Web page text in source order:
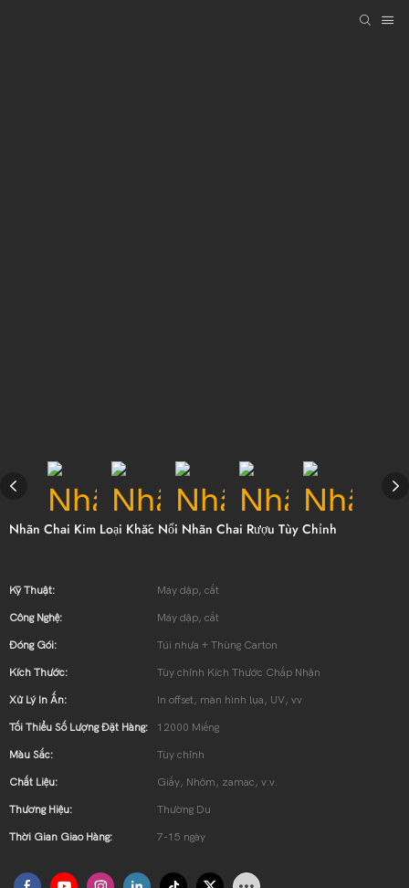
Nhãn Chai Kim Loại Khắc Nổi Nhãn Chai Rượu Tùy Chỉnh
Kỹ Thuật: Máy dập, cắt
Công Nghệ: Máy dập, cắt
Đóng Gói: Túi nhựa + Thùng Carton
Kích Thước: Tùy chỉnh Kích Thước Chấp Nhận
Xử Lý In Ấn: In offset, màn hình lụa, UV, vv
Tối Thiểu Số Lượng Đặt Hàng: 12000 Miếng
Màu Sắc: Tùy chỉnh
Chất Liệu: Giấy, Nhôm, zamac, v.v.
Thương Hiệu: Thường Du
Thời Gian Giao Hàng: 7-15 ngày